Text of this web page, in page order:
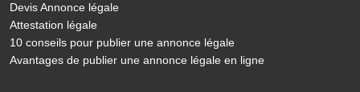
Devis Annonce légale
Attestation légale
10 conseils pour publier une annonce légale
Avantages de publier une annonce légale en ligne